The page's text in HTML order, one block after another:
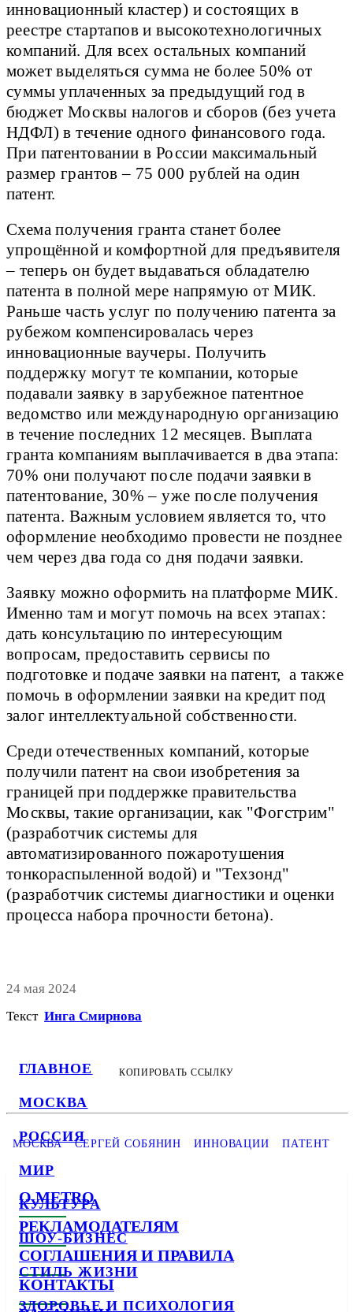
ГЛАВНОЕ
МОСКВА
РОССИЯ
МИР
КУЛЬТУРА
ШОУ-БИЗНЕС
СТИЛЬ ЖИЗНИ
ЗДОРОВЬЕ И ПСИХОЛОГИЯ
инновационный кластер) и состоящих в
реестре стартапов и высокотехнологичных
компаний. Для всех остальных компаний
может выделяться сумма не более 50% от
суммы уплаченных за предыдущий год в
бюджет Москвы налогов и сборов (без учета
НДФЛ) в течение одного финансового года.
При патентовании в России максимальный
размер грантов – 75 000 рублей на один
патент.
Схема получения гранта станет более
упрощённой и комфортной для предъявителя
– теперь он будет выдаваться обладателю
патента в полной мере напрямую от МИК.
Раньше часть услуг по получению патента за
рубежом компенсировалась через
инновационные ваучеры. Получить
поддержку могут те компании, которые
подавали заявку в зарубежное патентное
ведомство или международную организацию
в течение последних 12 месяцев. Выплата
гранта компаниям выплачивается в два этапа:
70% они получают после подачи заявки в
патентование, 30% – уже после получения
патента. Важным условием является то, что
оформление необходимо провести не позднее
чем через два года со дня подачи заявки.
Заявку можно оформить на платформе МИК.
Именно там и могут помочь на всех этапах:
дать консультацию по интересующим
вопросам, предоставить сервисы по
подготовке и подаче заявки на патент, а также
помочь в оформлении заявки на кредит под
залог интеллектуальной собственности.
Среди отечественных компаний, которые
получили патент на свои изобретения за
границей при поддержке правительства
Москвы, такие организации, как "Фогстрим"
(разработчик системы для
автоматизированного пожаротушения
тонкораспыленной водой) и "Техзонд"
(разработчик системы диагностики и оценки
процесса набора прочности бетона).
24 мая 2024
Текст Инга Смирнова
КОПИРОВАТЬ ССЫЛКУ
МОСКВА СЕРГЕЙ СОБЯНИН ИННОВАЦИИ ПАТЕНТ
О METRO
РЕКЛАМОДАТЕЛЯМ
СОГЛАШЕНИЯ И ПРАВИЛА
КОНТАКТЫ